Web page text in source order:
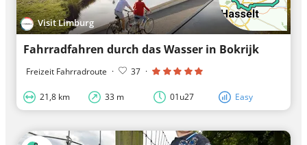
Visit Limburg
Fahrradfahren durch das Wasser in Bokrijk
Freizeit Fahrradroute · 37 ·
21,8 km 33 m 01u27 Easy